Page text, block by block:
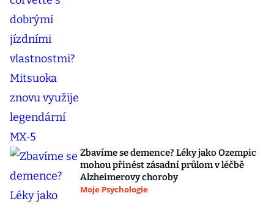
Zbavíme se demence? Léky jako Ozempic
mohou přinést zásadní průlom v léčbě
Alzheimerovy choroby
Moje Psychologie